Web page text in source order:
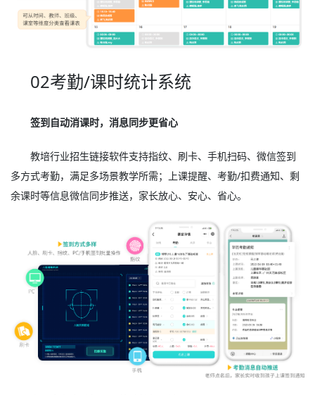
02考勤/课时统计系统
签到自动消课时，消息同步更省心
教培行业招生链接软件支持指纹、刷卡、手机扫码、微信签到
多方式考勤，满足多场景教学所需；上课提醒、考勤/扣费通知、剩
余课时等信息微信同步推送，家长放心、安心、省心。